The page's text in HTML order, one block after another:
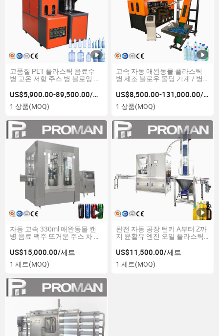
고품질 PET 플라스틱 음료수
병 고온 저항 주스 병 블로잉 기
US$5,900.00-89,500.00/상품
1 상품(MOQ)
고속 자동 애완동물 플라스틱
병 제조 블로우 몰딩 기계 / 병
US$8,500.00-131,000.00/상품
1 상품(MOQ)
자동 고속 330ml 애완동물 캔
병 음료 맥주 뜨거운 주스 차 충
US$15,000.00/세트
1 세트(MOQ)
완전 자동 공장 턴키 A부터 Z까
지 윤활유 엔진 오일 플라스틱
US$11,500.00/세트
1 세트(MOQ)